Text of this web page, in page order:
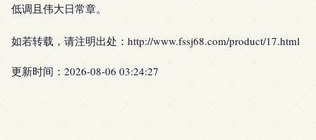
低调且伟大日常章。
如若转载，请注明出处：http://www.fssj68.com/product/17.html
更新时间：2026-08-06 03:24:27